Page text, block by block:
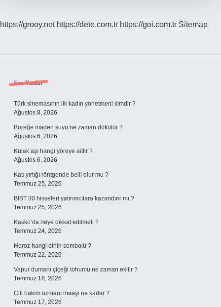
https://grooy.net https://dete.com.tr https://goi.com.tr Sitemap
Sidebar
Son Yazılar
Türk sinemasının ilk kadın yönetmeni kimdir ?
Ağustos 8, 2026
Böreğe maden suyu ne zaman dökülür ?
Ağustos 6, 2026
Kulak aşı hangi yöreye aittir ?
Ağustos 6, 2026
Kas yırtığı röntgende belli olur mu ?
Temmuz 25, 2026
BIST 30 hisseleri yatırımcılara kazandırır mı ?
Temmuz 25, 2026
Kasko’da neye dikkat edilmeli ?
Temmuz 24, 2026
Horoz hangi dinin sembolü ?
Temmuz 22, 2026
Vapur dumanı çiçeği tohumu ne zaman ekilir ?
Temmuz 18, 2026
Cilt bakım uzmanı maaşı ne kadar ?
Temmuz 17, 2026